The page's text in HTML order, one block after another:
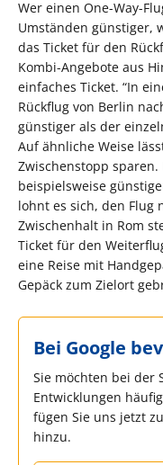
Wer einen One-Way-
Umständen günstiger,
das Ticket für den
Kombi-Angebote aus
einfaches Ticket. “In
Rückflug von Berlin
günstiger als der
Auf ähnliche Weise
Zwischenstopp
beispielsweise
lohnt es sich, den Flug
Zwischenhalt in Rom
Ticket für den
eine Reise mit
Gepäck zum Zielort
Bei Google
Sie möchten bei der
Entwicklungen
fügen Sie uns jetzt
hinzu.